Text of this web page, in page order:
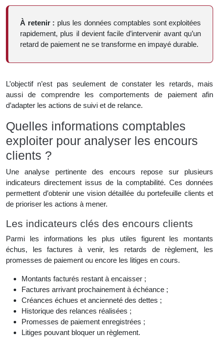
À retenir : plus les données comptables sont exploitées
rapidement, plus il devient facile d’intervenir avant qu’un
retard de paiement ne se transforme en impayé durable.
L’objectif n’est pas seulement de constater les retards, mais
aussi de comprendre les comportements de paiement afin
d’adapter les actions de suivi et de relance.
Quelles informations comptables
exploiter pour analyser les encours
clients ?
Une analyse pertinente des encours repose sur plusieurs
indicateurs directement issus de la comptabilité. Ces données
permettent d’obtenir une vision détaillée du portefeuille clients et
de prioriser les actions à mener.
Les indicateurs clés des encours clients
Parmi les informations les plus utiles figurent les montants
échus, les factures à venir, les retards de règlement, les
promesses de paiement ou encore les litiges en cours.
Montants facturés restant à encaisser ;
Factures arrivant prochainement à échéance ;
Créances échues et ancienneté des dettes ;
Historique des relances réalisées ;
Promesses de paiement enregistrées ;
Litiges pouvant bloquer un règlement.